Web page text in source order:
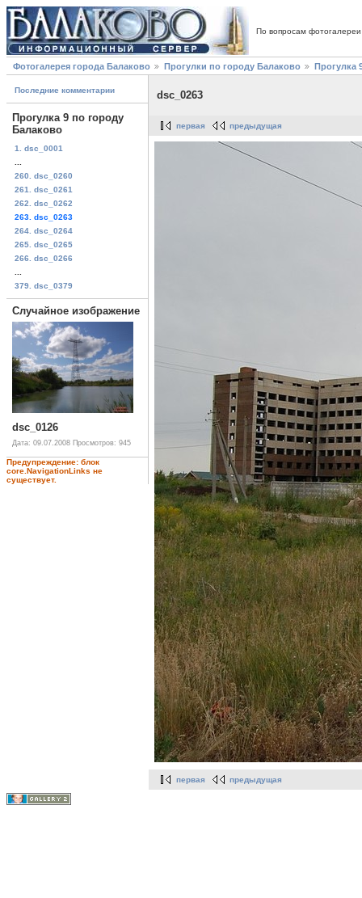
По вопросам
Фотогалерея города Балаково Прогулки по городу Балаково Прогулка
Последние комментарии
Прогулка 9 по городу
Балаково
1. dsc_0001
260. dsc_0260
261. dsc_0261
262. dsc_0262
263. dsc_0263
264. dsc_0264
265. dsc_0265
266. dsc_0266
379. dsc_0379
Случайное изображение
dsc_0126
Дата: 09.07.2008 Просмотров: 945
Предупреждение: блок
core.NavigationLinks не
существует.
dsc_0263
первая предыдущая
первая предыдущая